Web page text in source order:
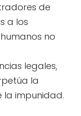
de
a los
no
legales,
la
la impunidad.